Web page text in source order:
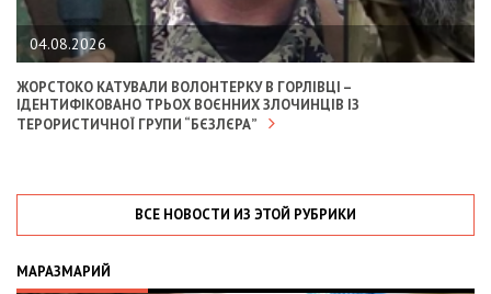
04.08.2026
ЖОРСТОКО КАТУВАЛИ ВОЛОНТЕРКУ В ГОРЛІВЦІ –
ІДЕНТИФІКОВАНО ТРЬОХ ВОЄННИХ ЗЛОЧИНЦІВ ІЗ
ТЕРОРИСТИЧНОЇ ГРУПИ “БЄЗЛЄРА”
ВСЕ НОВОСТИ ИЗ ЭТОЙ РУБРИКИ
МАРАЗМАРИЙ